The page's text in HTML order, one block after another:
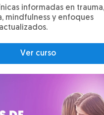
informadas en trauma,
mindfulness y enfoques
Ver curso